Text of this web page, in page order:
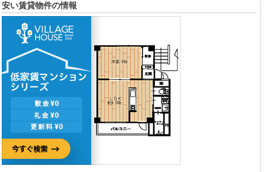
安い賃貸物件の情報